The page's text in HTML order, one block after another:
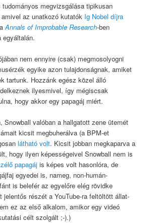
megvizsgálása tipikusan
az unatkozó kutatók Ig Nobel díjra
Annals of Improbable Research-ben
egyáltalán.
nem ennyire (csak) megmosolyogni
egyike azon tulajdonságnak, amiket
tartunk. Hozzánk egész közel álló
ilyesmivel, így mégiscsak
hogy akkor egy papagáj miért.
Snowball valóban a hallgatott zene ütemét
kicsit megbuherálva (a BPM-et
látható volt. Kicsit jobban megkaparva a
hogy ilyen képességeivel Snowball nem is
papagáj is képes volt hasonlóra, de
egyedei is, nameg, non-humán-
is belefér az egyelőre elég rövidke
jelentős részét a YouTube-ra feltöltött állat-
ez az első alkalom, amikor egy videó
célt szolgált ;-).)